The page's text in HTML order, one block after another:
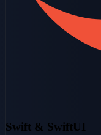
Swift & SwiftUI